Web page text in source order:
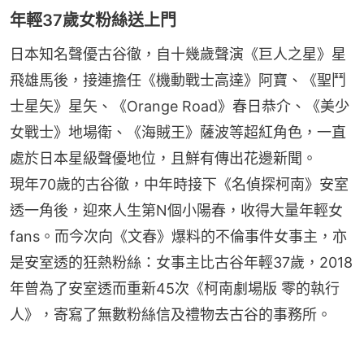
年輕37歲女粉絲送上門
日本知名聲優古谷徹，自十幾歲聲演《巨人之星》星
飛雄馬後，接連擔任《機動戰士高達》阿寶、《聖鬥
士星矢》星矢、《Orange Road》春日恭介、《美少
女戰士》地場衛、《海賊王》薩波等超紅角色，一直
處於日本星級聲優地位，且鮮有傳出花邊新聞。
現年70歲的古谷徹，中年時接下《名偵探柯南》安室
透一角後，迎來人生第N個小陽春，收得大量年輕女
fans。而今次向《文春》爆料的不倫事件女事主，亦
是安室透的狂熱粉絲：女事主比古谷年輕37歲，2018
年曾為了安室透而重新45次《柯南劇場版 零的執行
人》，寄寫了無數粉絲信及禮物去古谷的事務所。